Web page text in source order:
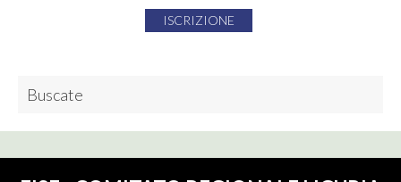
ISCRIZIONE
Buscate